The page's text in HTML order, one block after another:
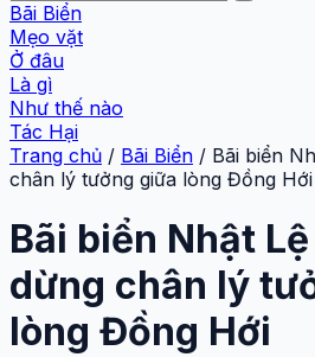
Bãi Biển
Mẹo vặt
Ở đâu
Là gì
Như thế nào
Tác Hại
Trang chủ / Bãi Biển / Bãi biển
chân lý tưởng giữa lòng Đồng Hới
Bãi biển Nhật
dừng chân lý
lòng Đồng Hới